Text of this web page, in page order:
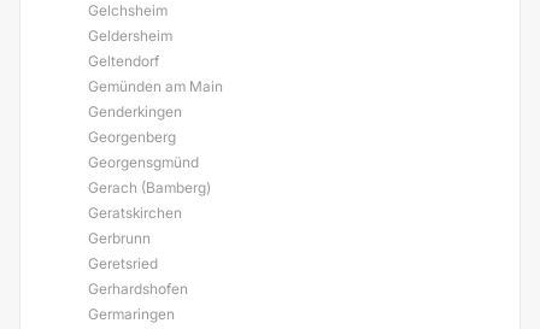
Gelchsheim
Geldersheim
Geltendorf
Gemünden am Main
Genderkingen
Georgenberg
Georgensgmünd
Gerach (Bamberg)
Geratskirchen
Gerbrunn
Geretsried
Gerhardshofen
Germaringen